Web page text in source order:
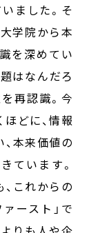
ました。そ
大学院から本
を深めてい
はなんだろ
再認識。今
どに、情報
本来価値の
ています。
これからの
ースト」で